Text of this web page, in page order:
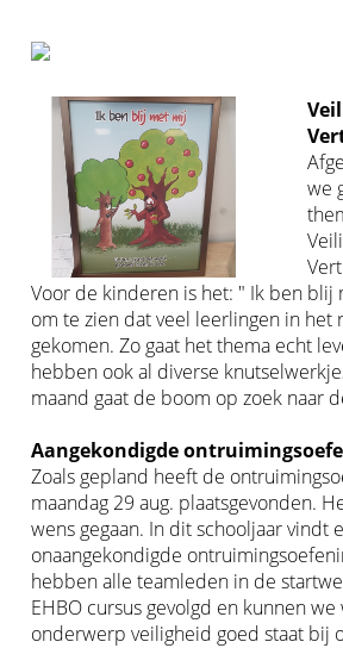
we
Voor de kinderen is het: " Ik ben blij
om te zien dat veel leerlingen in het
gekomen. Zo gaat het thema echt
hebben ook al diverse
maand gaat de boom op zoek naar
Aangekondigde
Zoals gepland heeft de
maandag 29 aug. plaatsgevonden.
wens gegaan. In dit schooljaar vindt
onaangekondigde
hebben alle teamleden in de
EHBO cursus gevolgd en kunnen
onderwerp veiligheid goed staat bij